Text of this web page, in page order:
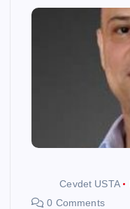
Cevdet USTA
0 Comments